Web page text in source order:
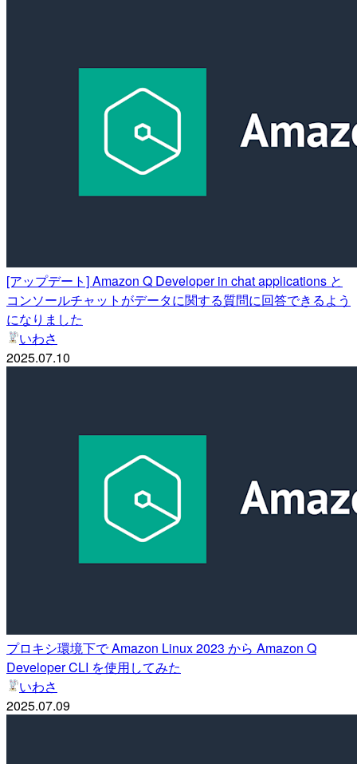
[アップデート] Amazon Q Developer in chat applications と
コンソールチャットがデータに関する質問に回答できるよう
になりました
いわさ
2025.07.10
プロキシ環境下で Amazon Linux 2023 から Amazon Q
Developer CLI を使用してみた
いわさ
2025.07.09